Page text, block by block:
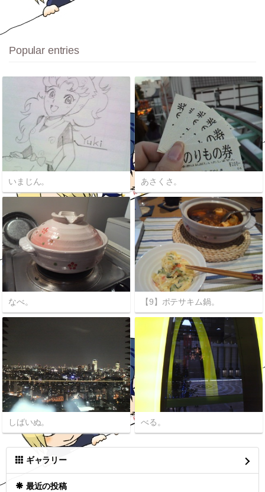
Popular entries
いまじん。 あさくさ。
なべ。 【9】ポテサキム鍋。
しばいぬ。 べる。
ギャラリー
最近の投稿